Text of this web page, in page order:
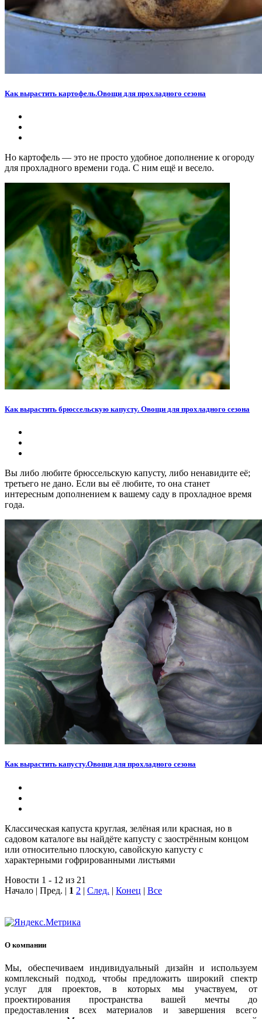
Как вырастить картофель.Овощи для прохладного сезона
Но картофель — это не просто удобное дополнение к огороду
для прохладного времени года. С ним ещё и весело.
Как вырастить брюссельскую капусту. Овощи для прохладного сезона
Вы либо любите брюссельскую капусту, либо ненавидите её;
третьего не дано. Если вы её любите, то она станет
интересным дополнением к вашему саду в прохладное время
года.
Как вырастить капусту.Овощи для прохладного сезона
Классическая капуста круглая, зелёная или красная, но в
садовом каталоге вы найдёте капусту с заострённым концом
или относительно плоскую, савойскую капусту с
характерными гофрированными листьями
Новости 1 - 12 из 21
Начало | Пред. | 1 2 | След. | Конец | Все
О компании
Мы, обеспечиваем индивидуальный дизайн и используем
комплексный подход, чтобы предложить широкий спектр
услуг для проектов, в которых мы участвуем, от
проектирования пространства вашей мечты до
предоставления всех материалов и завершения всего